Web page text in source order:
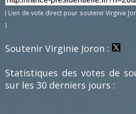
( Lien de vote direct pour soutenir Virginie
)
Soutenir Virginie Joron :
Statistiques des votes de
sur les 30 derniers jours :